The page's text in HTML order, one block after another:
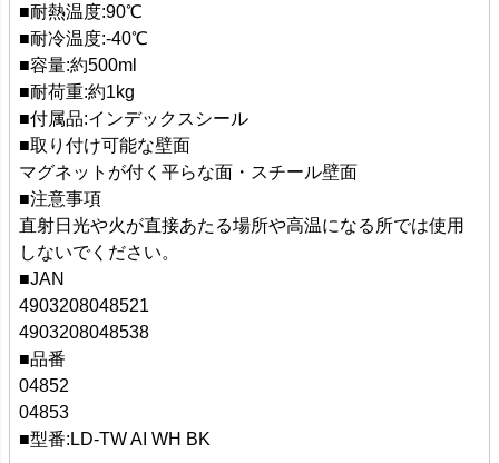
■耐熱温度:90℃
■耐冷温度:-40℃
■容量:約500ml
■耐荷重:約1kg
■付属品:インデックスシール
■取り付け可能な壁面
マグネットが付く平らな面・スチール壁面
■注意事項
直射日光や火が直接あたる場所や高温になる所では使用
しないでください。
■JAN
4903208048521
4903208048538
■品番
04852
04853
■型番:LD-TW AI WH BK